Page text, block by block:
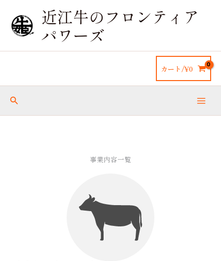
キ
近江牛のフロンティア
パワーズ
カート/¥0
検
索
事業内容一覧